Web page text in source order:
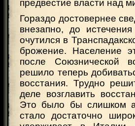
предвестие власти над
Гораздо достовернее
внезапно, до
очутился в
брожение. Население
после Союзнической
решило теперь
восстания. Трудно
деле возглавить
Это было бы слишком
стало достаточно